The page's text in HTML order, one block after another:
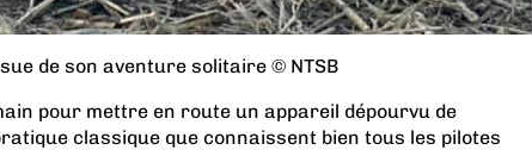
de son aventure solitaire © NTSB
pour mettre en route un appareil dépourvu de
classique que connaissent bien tous les pilotes